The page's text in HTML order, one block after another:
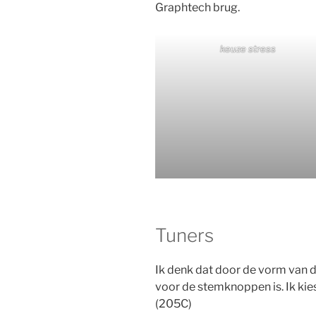
Graphtech brug.
keuze stress
Tuners
Ik denk dat door de vorm van
voor de stemknoppen is. Ik
(205C)